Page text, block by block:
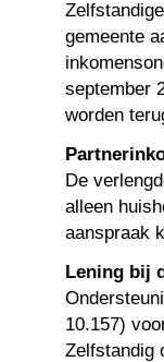
gemeente
september
worden
De
alleen
aanspraak
Lening bij
10.157)
Zelfstandig